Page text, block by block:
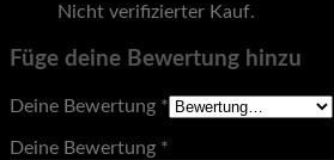
Nicht verifizierter Kauf.
Füge deine Bewertung hinzu
Deine Bewertung *
Deine Bewertung *